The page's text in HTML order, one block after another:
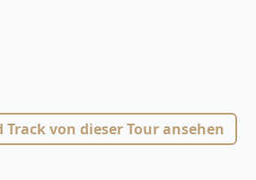
von dieser Tour ansehen